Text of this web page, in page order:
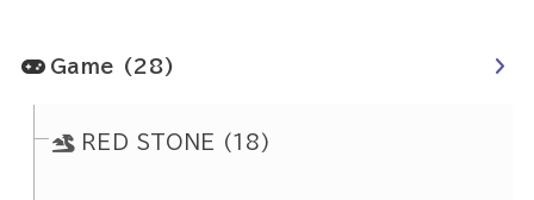
Game (28)
RED STONE (18)